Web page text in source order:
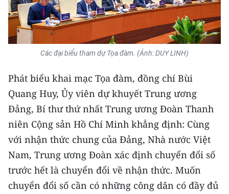
Media Thế giới
Media Thể thao
Media Giáo dục
Media Y tế
Media Khoa học - Công nghệ
Media Môi trường
Ảnh
Infographic
Các đại biểu tham dự Tọa đàm. (Ảnh: DUY LINH)
Phát biểu khai mạc Tọa đàm, đồng chí Bùi
Quang Huy, Ủy viên dự khuyết Trung ương
Đảng, Bí thư thứ nhất Trung ương Đoàn Thanh
niên Cộng sản Hồ Chí Minh khẳng định: Cùng
với nhận thức chung của Đảng, Nhà nước Việt
Nam, Trung ương Đoàn xác định chuyển đổi số
trước hết là chuyển đổi về nhận thức. Muốn
chuyển đổi số cần có những công dân có đầy đủ